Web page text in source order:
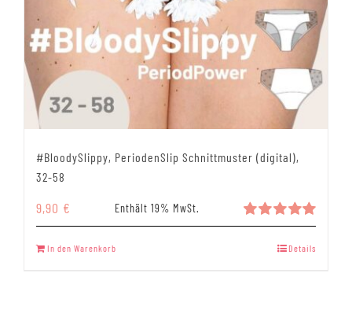
#BloodySlippy, PeriodenSlip Schnittmuster (digital),
32-58
Bewertet
5.00
9,90 € Enthält 19% MwSt.
In den Warenkorb Details